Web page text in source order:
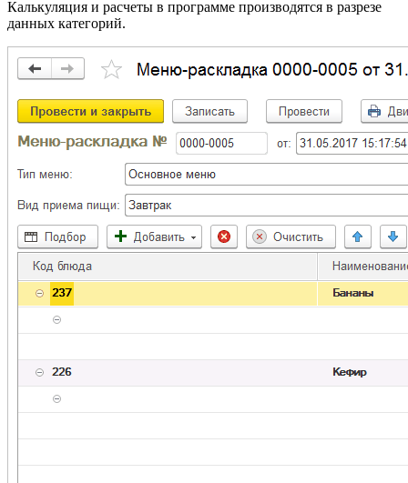
Калькуляция и расчеты в программе производятся в разрезе
данных категорий.